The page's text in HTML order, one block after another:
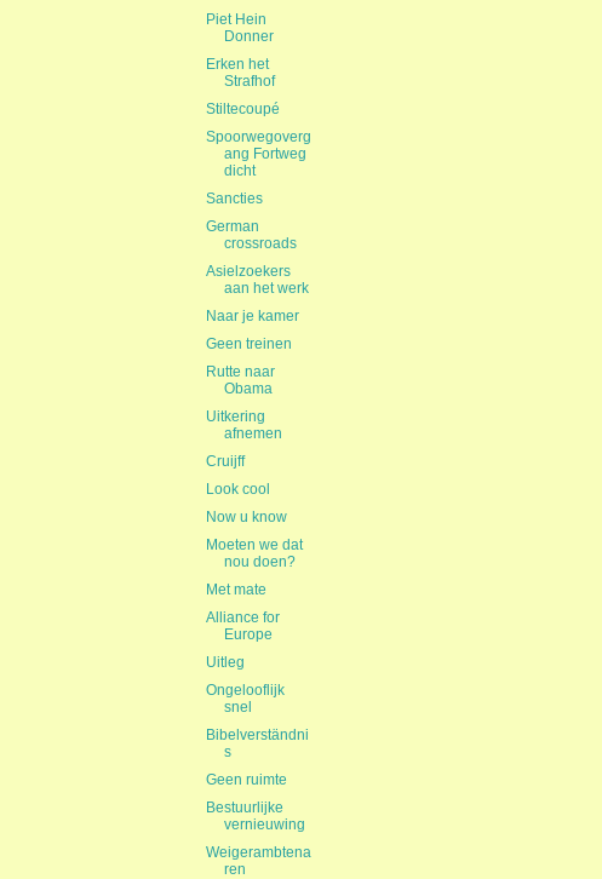
Piet Hein
Donner
Erken het
Strafhof
Stiltecoupé
Spoorwegoverg
ang Fortweg
dicht
Sancties
German
crossroads
Asielzoekers
aan het werk
Naar je kamer
Geen treinen
Rutte naar
Obama
Uitkering
afnemen
Cruijff
Look cool
Now u know
Moeten we dat
nou doen?
Met mate
Alliance for
Europe
Uitleg
Ongelooflijk
snel
Bibelverständni
s
Geen ruimte
Bestuurlijke
vernieuwing
Weigerambtena
ren